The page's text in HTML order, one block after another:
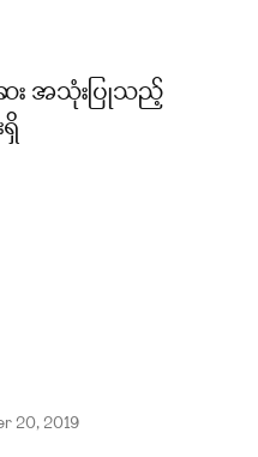
ေး အသုံးပြုသည့်
20, 2019